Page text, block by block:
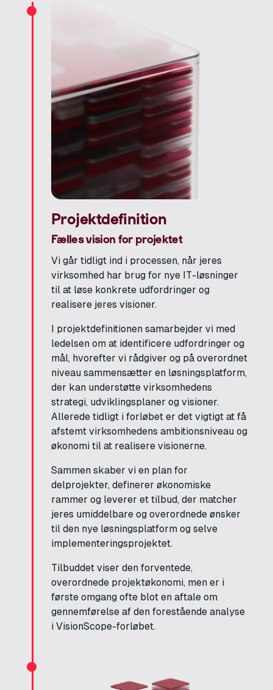
Projektdefinition
Fælles vision for projektet
Vi går tidligt ind i processen, når jeres
virksomhed har brug for nye IT-løsninger
til at løse konkrete udfordringer og
realisere jeres visioner.
I projektdefinitionen samarbejder vi med
ledelsen om at identificere udfordringer og
mål, hvorefter vi rådgiver og på overordnet
niveau sammensætter en løsningsplatform,
der kan understøtte virksomhedens
strategi, udviklingsplaner og visioner.
Allerede tidligt i forløbet er det vigtigt at få
afstemt virksomhedens ambitionsniveau og
økonomi til at realisere visionerne.
Sammen skaber vi en plan for
delprojekter, definerer økonomiske
rammer og leverer et tilbud, der matcher
jeres umiddelbare og overordnede ønsker
til den nye løsningsplatform og selve
implementeringsprojektet.
Tilbuddet viser den forventede,
overordnede projektøkonomi, men er i
første omgang ofte blot en aftale om
gennemførelse af den forestående analyse
i VisionScope-forløbet.